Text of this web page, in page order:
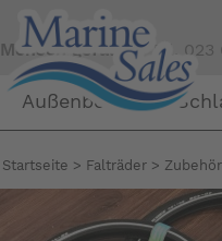
Mensch gefällig?Tel. 023
Außenborder
Startseite > Falträder > Zubehör